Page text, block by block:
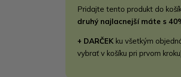
Pridajte tento produkt do
druhý najlacnejší máte s
+ DARČEK ku všetkým
vybrať v košíku pri prvom